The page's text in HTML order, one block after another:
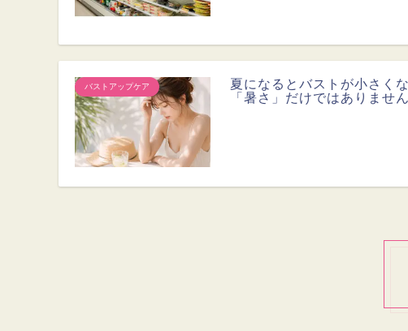
バストアップケア
夏になるとバストが小さく
「暑さ」だけではありません